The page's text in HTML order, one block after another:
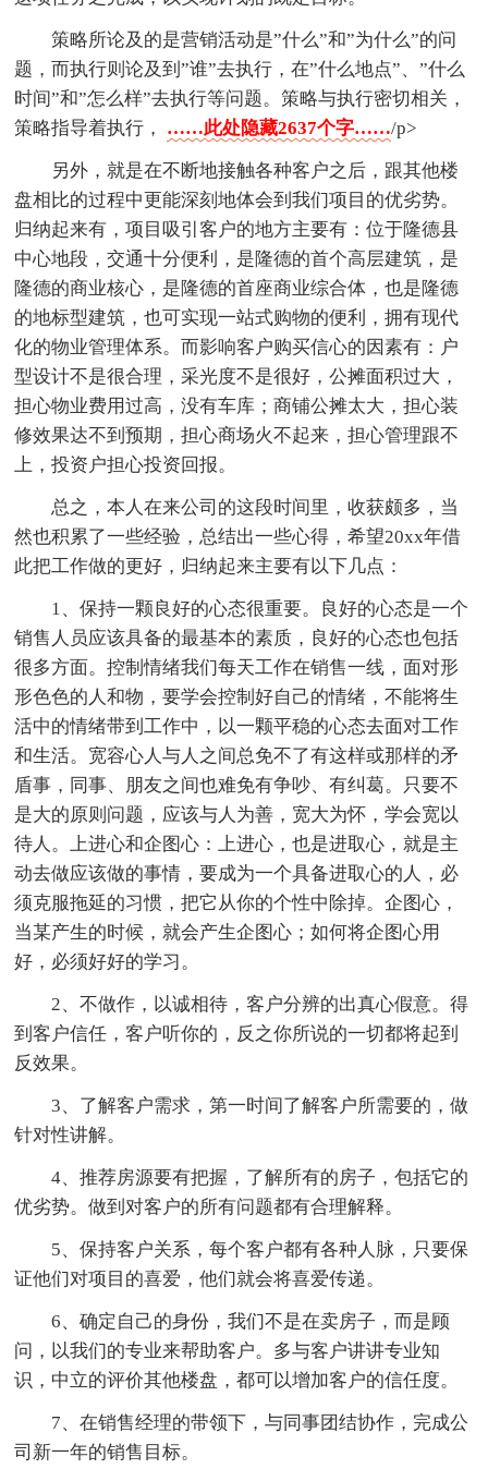
策略所论及的是营销活动是”什么”和”为什么”的问
题，而执行则论及到”谁”去执行，在”什么地点”、”什么
时间”和”怎么样”去执行等问题。策略与执行密切相关，
策略指导着执行， ……此处隐藏2637个字……/p>
另外，就是在不断地接触各种客户之后，跟其他楼
盘相比的过程中更能深刻地体会到我们项目的优劣势。
归纳起来有，项目吸引客户的地方主要有：位于隆德县
中心地段，交通十分便利，是隆德的首个高层建筑，是
隆德的商业核心，是隆德的首座商业综合体，也是隆德
的地标型建筑，也可实现一站式购物的便利，拥有现代
化的物业管理体系。而影响客户购买信心的因素有：户
型设计不是很合理，采光度不是很好，公摊面积过大，
担心物业费用过高，没有车库；商铺公摊太大，担心装
修效果达不到预期，担心商场火不起来，担心管理跟不
上，投资户担心投资回报。
总之，本人在来公司的这段时间里，收获颇多，当
然也积累了一些经验，总结出一些心得，希望20xx年借
此把工作做的更好，归纳起来主要有以下几点：
1、保持一颗良好的心态很重要。良好的心态是一个
销售人员应该具备的最基本的素质，良好的心态也包括
很多方面。控制情绪我们每天工作在销售一线，面对形
形色色的人和物，要学会控制好自己的情绪，不能将生
活中的情绪带到工作中，以一颗平稳的心态去面对工作
和生活。宽容心人与人之间总免不了有这样或那样的矛
盾事，同事、朋友之间也难免有争吵、有纠葛。只要不
是大的原则问题，应该与人为善，宽大为怀，学会宽以
待人。上进心和企图心：上进心，也是进取心，就是主
动去做应该做的事情，要成为一个具备进取心的人，必
须克服拖延的习惯，把它从你的个性中除掉。企图心，
当某产生的时候，就会产生企图心；如何将企图心用
好，必须好好的学习。
2、不做作，以诚相待，客户分辨的出真心假意。得
到客户信任，客户听你的，反之你所说的一切都将起到
反效果。
3、了解客户需求，第一时间了解客户所需要的，做
针对性讲解。
4、推荐房源要有把握，了解所有的房子，包括它的
优劣势。做到对客户的所有问题都有合理解释。
5、保持客户关系，每个客户都有各种人脉，只要保
证他们对项目的喜爱，他们就会将喜爱传递。
6、确定自己的身份，我们不是在卖房子，而是顾
问，以我们的专业来帮助客户。多与客户讲讲专业知
识，中立的评价其他楼盘，都可以增加客户的信任度。
7、在销售经理的带领下，与同事团结协作，完成公
司新一年的销售目标。